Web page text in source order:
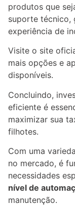
produtos que
suporte técnico,
experiência de
Visite o site
mais opções e
disponíveis.
Concluindo,
eficiente é
maximizar sua
filhotes.
Com uma
no mercado, é
necessidades
nível de
manutenção.